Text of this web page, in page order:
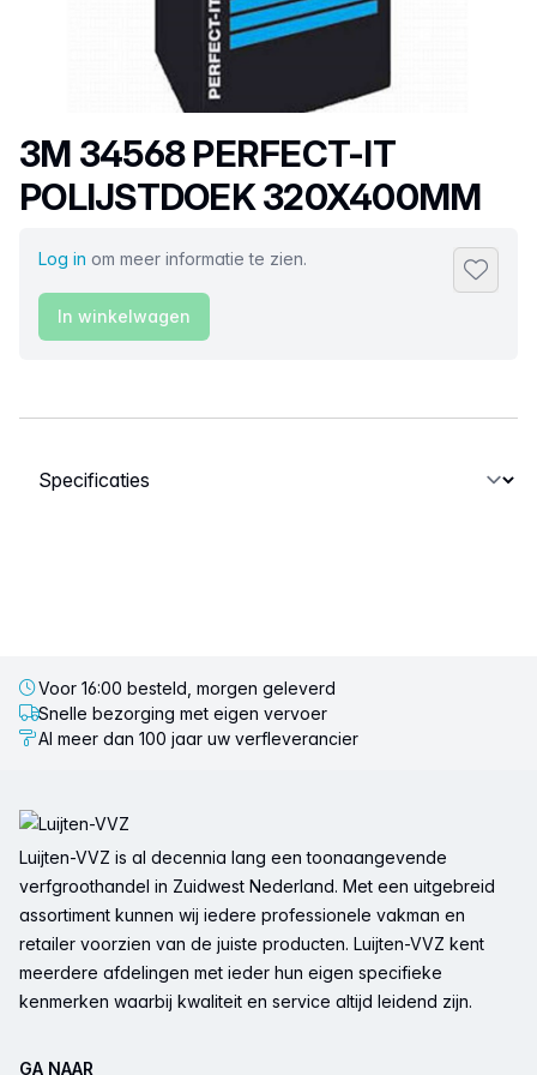
Productnaam
3M 34568 PERFECT-IT
POLIJSTDOEK 320X400MM
Log in om meer informatie te zien.
In winkelwagen
Selecteer een tabblad
Voor 16:00 besteld, morgen geleverd
Snelle bezorging met eigen vervoer
Al meer dan 100 jaar uw verfleverancier
Luijten-VVZ is al decennia lang een toonaangevende
verfgroothandel in Zuidwest Nederland. Met een uitgebreid
assortiment kunnen wij iedere professionele vakman en
retailer voorzien van de juiste producten. Luijten-VVZ kent
meerdere afdelingen met ieder hun eigen specifieke
kenmerken waarbij kwaliteit en service altijd leidend zijn.
GA NAAR